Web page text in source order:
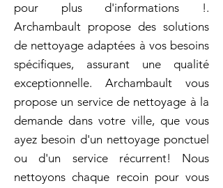
pour plus d'informations !.
Archambault propose des solutions
de nettoyage adaptées à vos besoins
spécifiques, assurant une qualité
exceptionnelle. Archambault vous
propose un service de nettoyage à la
demande dans votre ville, que vous
ayez besoin d'un nettoyage ponctuel
ou d'un service récurrent! Nous
nettoyons chaque recoin pour vous